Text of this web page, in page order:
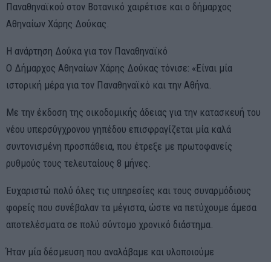
Παναθηναϊκού στον Βοτανικό χαιρέτισε και ο δήμαρχος
Αθηναίων Χάρης Δούκας.
Η ανάρτηση Δούκα για τον Παναθηναϊκό
Ο Δήμαρχος Αθηναίων Χάρης Δούκας τόνισε: «Είναι μία
ιστορική μέρα για τον Παναθηναϊκό και την Αθήνα.
Με την έκδοση της οικοδομικής άδειας για την κατασκευή του
νέου υπερσύγχρονου γηπέδου επισφραγίζεται μία καλά
συντονισμένη προσπάθεια, που έτρεξε με πρωτοφανείς
ρυθμούς τους τελευταίους 8 μήνες.
Ευχαριστώ πολύ όλες τις υπηρεσίες και τους συναρμόδιους
φορείς που συνέβαλαν τα μέγιστα, ώστε να πετύχουμε άμεσα
αποτελέσματα σε πολύ σύντομο χρονικό διάστημα.
Ήταν μία δέσμευση που αναλάβαμε και υλοποιούμε